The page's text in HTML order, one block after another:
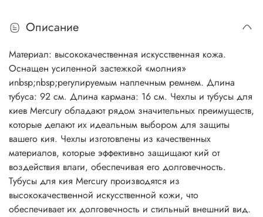
Описание
Материал: высококачественная искусственная кожа.
Оснащен усиленной застежкой «молния»
иnbsp;nbsp;регулируемым наплечным ремнем. Длина
тубуса: 92 см. Длина кармана: 16 см. Чехлы и тубусы для
киев Mercury обладают рядом значительных преимуществ,
которые делают их идеальным выбором для защиты
вашего кия. Чехлы изготовлены из качественных
материалов, которые эффективно защищают кий от
воздействия влаги, обеспечивая его долговечность.
Тубусы для кия Mercury производятся из
высококачественной искусственной кожи, что
обеспечивает их долговечность и стильный внешний вид.